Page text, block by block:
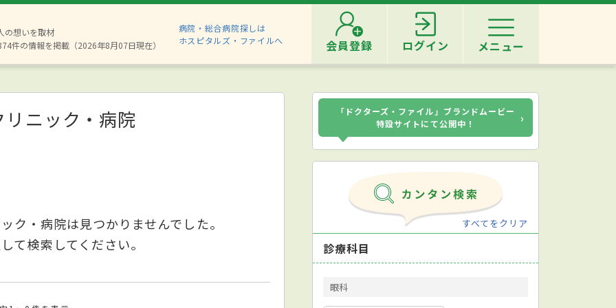
の想いを取材
件の情報を掲載（2026年8月07日現在）
病院・総合病院探しは
ホスピタルズ・ファイルへ
会員登録 ログイン メニュー
リニック・病院
ク・病院は見つかりませんでした。
て検索してください。
「ドクターズ・ファイル」ブランドムービー
特設サイトにて公開中！
›
すべてをクリア
診療科目
眼科